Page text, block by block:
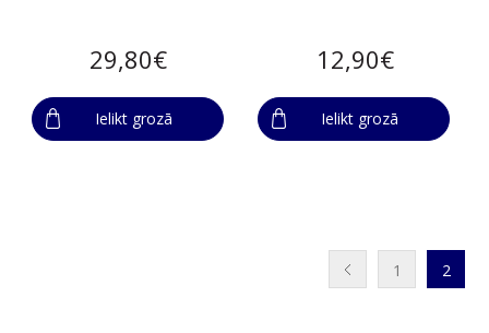
29,80€
Ielikt grozā
12,90€
Ielikt grozā
1 2